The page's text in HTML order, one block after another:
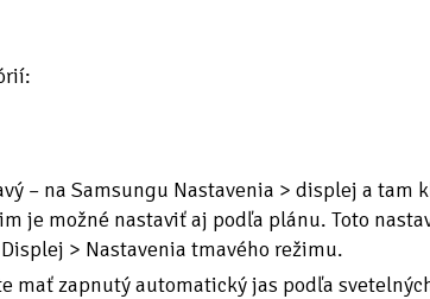
– na Samsungu Nastavenia > displej a tam
je možné nastaviť aj podľa plánu. Toto
> Nastavenia tmavého režimu.
mať zapnutý automatický jas podľa